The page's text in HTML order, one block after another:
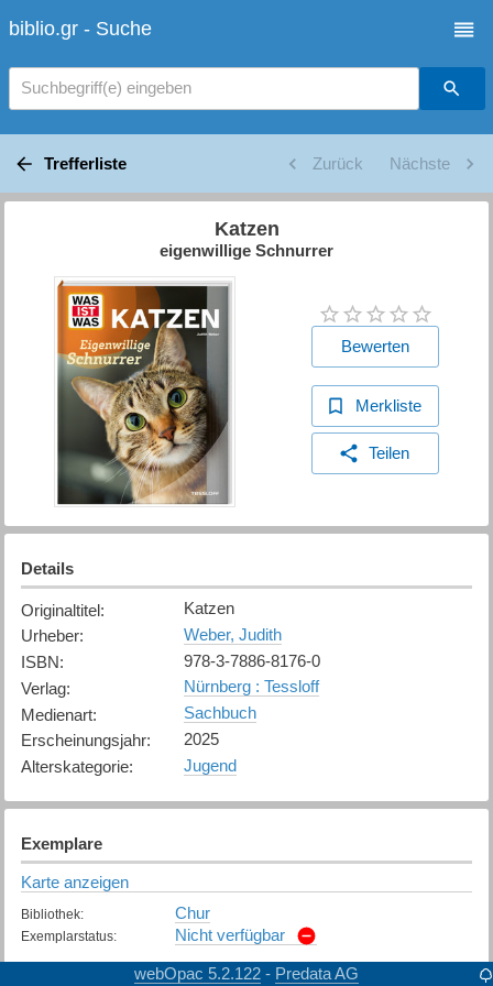
biblio.gr - Suche
Suchbegriff(e) eingeben
Trefferliste Zurück Nächste
Katzen
eigenwillige Schnurrer
Bewerten
Merkliste
Teilen
Details
Originaltitel:
Katzen
Urheber:
Weber, Judith
ISBN:
978-3-7886-8176-0
Verlag:
Nürnberg : Tessloff
Medienart:
Sachbuch
Erscheinungsjahr:
2025
Alterskategorie: Jugend
Exemplare
Karte anzeigen
Bibliothek: Chur
Exemplarstatus: Nicht verfügbar
Davos
webOpac 5.2.122 - Predata AG